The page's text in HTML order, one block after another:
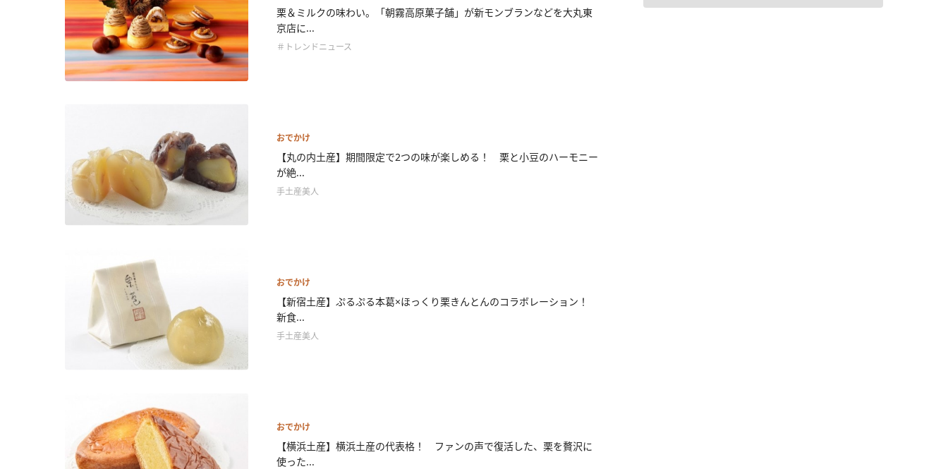
栗＆ミルクの味わい。「朝霧高原菓子舗」が新モンブランなどを大丸東
京店に...
＃トレンドニュース
おでかけ
【丸の内土産】期間限定で2つの味が楽しめる！ 栗と小豆のハーモニー
が絶...
手土産美人
おでかけ
【新宿土産】ぷるぷる本葛×ほっくり栗きんとんのコラボレーション！
新食...
手土産美人
おでかけ
【横浜土産】横浜土産の代表格！ ファンの声で復活した、栗を贅沢に
使った...